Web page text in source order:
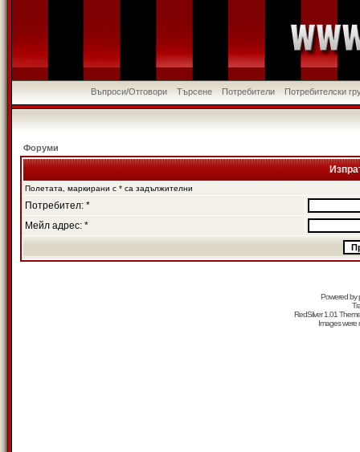
Въпроси/Отговори Търсене Потребители Потребителски
Форуми
Полетата, маркирани с * са задължителни
Потребител: *
Мейл адрес: *
Powered by
RedSilver 1.01
Images were